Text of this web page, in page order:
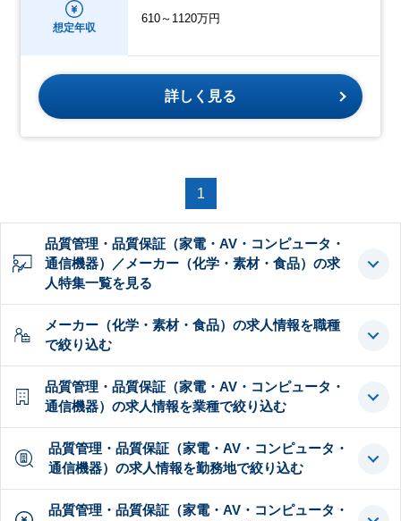
想定年収
610～1120万円
詳しく見る
1
品質管理・品質保証（家電・AV・コンピュータ・
通信機器）／メーカー（化学・素材・食品）の求
人特集一覧を見る
メーカー（化学・素材・食品）の求人情報を職種
で絞り込む
品質管理・品質保証（家電・AV・コンピュータ・
通信機器）の求人情報を業種で絞り込む
品質管理・品質保証（家電・AV・コンピュータ・
通信機器）の求人情報を勤務地で絞り込む
品質管理・品質保証（家電・AV・コンピュータ・